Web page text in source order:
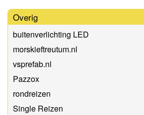
Overig
buitenverlichting LED
morskieftreutum.nl
vsprefab.nl
Pazzox
rondreizen
Single Reizen